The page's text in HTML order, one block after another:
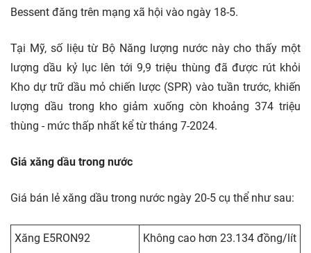
Bessent đăng trên mạng xã hội vào ngày 18-5.
Tại Mỹ, số liệu từ Bộ Năng lượng nước này cho thấy một
lượng dầu kỷ lục lên tới 9,9 triệu thùng đã được rút khỏi
Kho dự trữ dầu mỏ chiến lược (SPR) vào tuần trước, khiến
lượng dầu trong kho giảm xuống còn khoảng 374 triệu
thùng - mức thấp nhất kể từ tháng 7-2024.
Giá xăng dầu trong nước
Giá bán lẻ xăng dầu trong nước ngày 20-5 cụ thể như sau:
Xăng E5RON92 Không cao hơn 23.134 đồng/lít